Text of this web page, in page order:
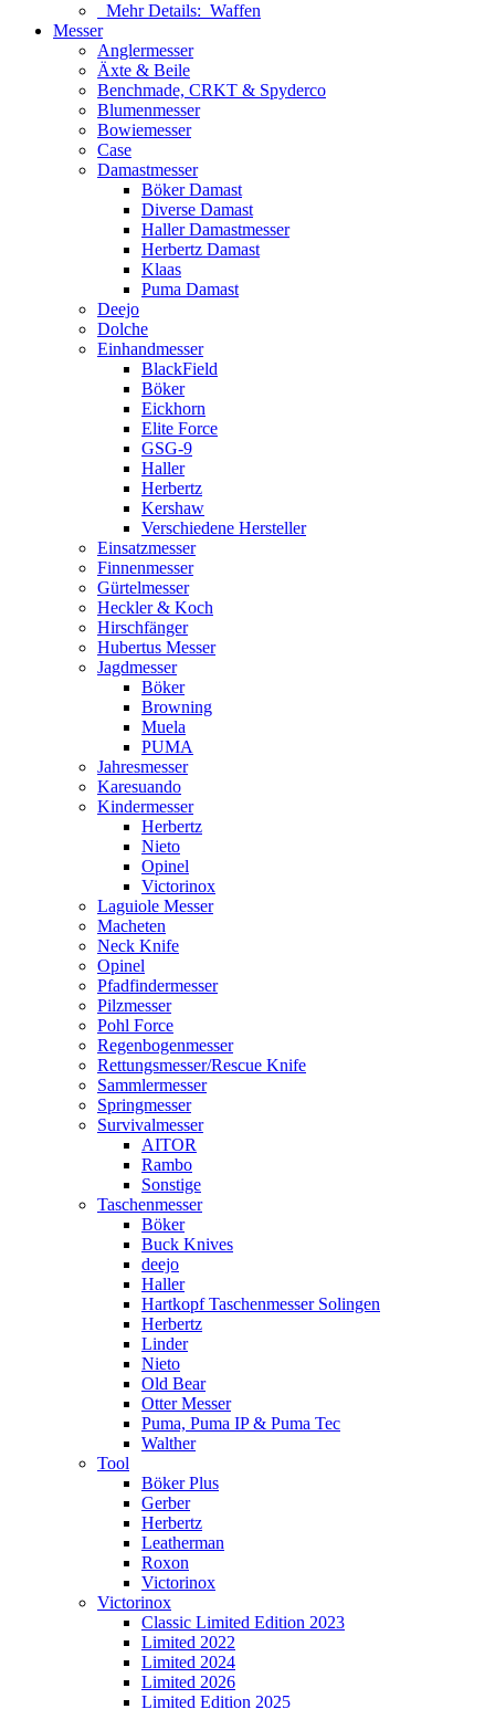
Mehr Details: Waffen
Messer
Anglermesser
Äxte & Beile
Benchmade, CRKT & Spyderco
Blumenmesser
Bowiemesser
Case
Damastmesser
Böker Damast
Diverse Damast
Haller Damastmesser
Herbertz Damast
Klaas
Puma Damast
Deejo
Dolche
Einhandmesser
BlackField
Böker
Eickhorn
Elite Force
GSG-9
Haller
Herbertz
Kershaw
Verschiedene Hersteller
Einsatzmesser
Finnenmesser
Gürtelmesser
Heckler & Koch
Hirschfänger
Hubertus Messer
Jagdmesser
Böker
Browning
Muela
PUMA
Jahresmesser
Karesuando
Kindermesser
Herbertz
Nieto
Opinel
Victorinox
Laguiole Messer
Macheten
Neck Knife
Opinel
Pfadfindermesser
Pilzmesser
Pohl Force
Regenbogenmesser
Rettungsmesser/Rescue Knife
Sammlermesser
Springmesser
Survivalmesser
AITOR
Rambo
Sonstige
Taschenmesser
Böker
Buck Knives
deejo
Haller
Hartkopf Taschenmesser Solingen
Herbertz
Linder
Nieto
Old Bear
Otter Messer
Puma, Puma IP & Puma Tec
Walther
Tool
Böker Plus
Gerber
Herbertz
Leatherman
Roxon
Victorinox
Victorinox
Classic Limited Edition 2023
Limited 2022
Limited 2024
Limited 2026
Limited Edition 2025